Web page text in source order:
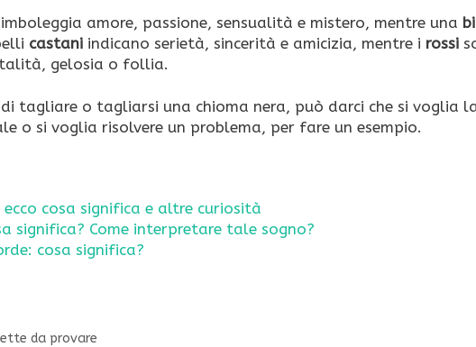
amore, passione, sensualità e mistero, mentre una
castani indicano serietà, sincerità e amicizia, mentre i rossi
gelosia o follia.
tagliare o tagliarsi una chioma nera, può darci che si voglia
o si voglia risolvere un problema, per fare un esempio.
ecco cosa significa e altre curiosità
significa? Come interpretare tale sogno?
cosa significa?
da provare